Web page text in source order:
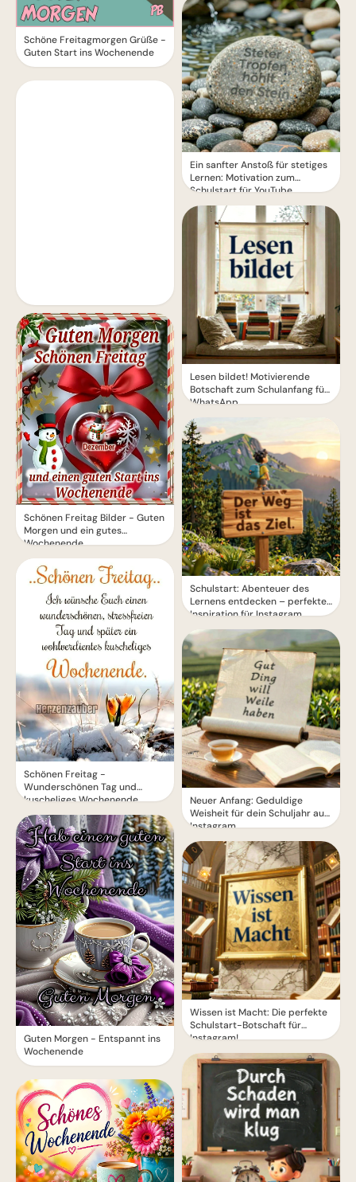
Schöne Freitagmorgen Grüße -
Guten Start ins Wochenende
Schönen Freitag Bilder - Guten
Morgen und ein gutes
Wochenende
Schönen Freitag -
Wunderschönen Tag und
kuscheliges Wochenende
Guten Morgen - Entspannt ins
Wochenende
Ein sanfter Anstoß für stetiges
Lernen: Motivation zum
Schulstart für YouTube.
Lesen bildet! Motivierende
Botschaft zum Schulanfang für
WhatsApp
Schulstart: Abenteuer des
Lernens entdecken – perfekte
Inspiration für Instagram
Neuer Anfang: Geduldige
Weisheit für dein Schuljahr auf
Instagram.
Wissen ist Macht: Die perfekte
Schulstart-Botschaft für
Instagram!